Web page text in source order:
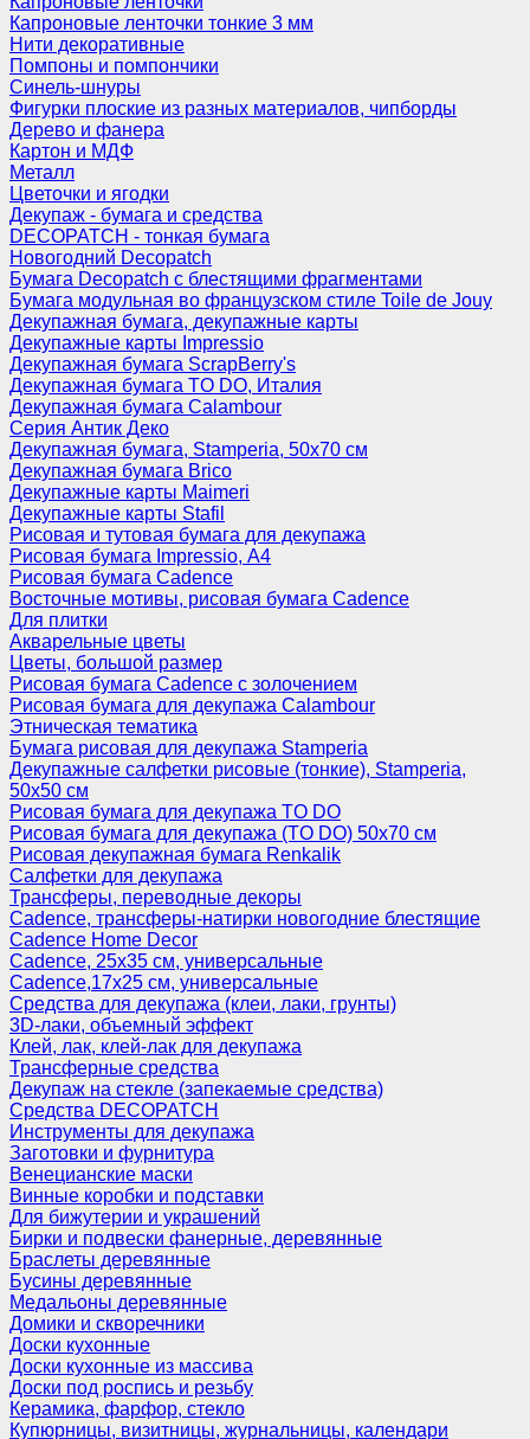
Капроновые ленточки тонкие 3 мм
Нити декоративные
Помпоны и помпончики
Синель-шнуры
Фигурки плоские из разных материалов, чипборды
Дерево и фанера
Картон и МДФ
Металл
Цветочки и ягодки
Декупаж - бумага и средства
DECOPATCH - тонкая бумага
Новогодний Decopatch
Бумага Decopatch с блестящими фрагментами
Бумага модульная во французском стиле Toile de Jouy
Декупажная бумага, декупажные карты
Декупажные карты Impressio
Декупажная бумага ScrapBerry's
Декупажная бумага TO DO, Италия
Декупажная бумага Calambour
Серия Антик Деко
Декупажная бумага, Stamperia, 50х70 см
Декупажная бумага Brico
Декупажные карты Maimeri
Декупажные карты Stafil
Рисовая и тутовая бумага для декупажа
Рисовая бумага Impressio, А4
Рисовая бумага Cadence
Восточные мотивы, рисовая бумага Cadence
Для плитки
Акварельные цветы
Цветы, большой размер
Рисовая бумага Cadence c золочением
Рисовая бумага для декупажа Calambour
Этническая тематика
Бумага рисовая для декупажа Stamperia
Декупажные салфетки рисовые (тонкие), Stamperia,
50х50 см
Рисовая бумага для декупажа TO DO
Рисовая бумага для декупажа (TO DO) 50х70 см
Рисовая декупажная бумага Renkalik
Салфетки для декупажа
Трансферы, переводные декоры
Cadence, трансферы-натирки новогодние блестящие
Cadence Home Decor
Cadence, 25х35 см, универсальные
Cadence,17х25 см, универсальные
Средства для декупажа (клеи, лаки, грунты)
3D-лаки, объемный эффект
Клей, лак, клей-лак для декупажа
Трансферные средства
Декупаж на стекле (запекаемые средства)
Средства DECOPATCH
Инструменты для декупажа
Заготовки и фурнитура
Венецианские маски
Винные коробки и подставки
Для бижутерии и украшений
Бирки и подвески фанерные, деревянные
Браслеты деревянные
Бусины деревянные
Медальоны деревянные
Домики и скворечники
Доски кухонные
Доски кухонные из массива
Доски под роспись и резьбу
Керамика, фарфор, стекло
Купюрницы, визитницы, журнальницы, календари